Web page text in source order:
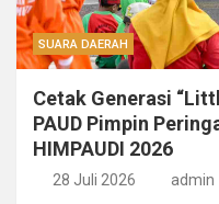
SUARA DAERAH
Cetak Generasi
PAUD Pimpin
HIMPAUDI 2026
28 Juli 2026 admin